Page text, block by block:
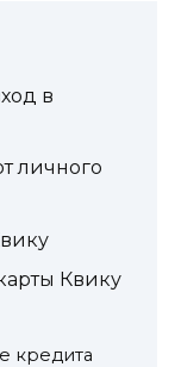
в
личного
Квику
кредита